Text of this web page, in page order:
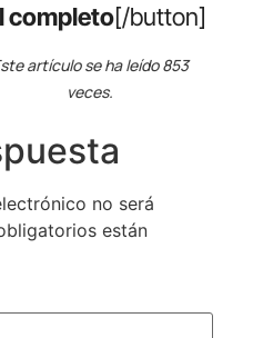
completo[/button]
artículo se ha leído 853
veces.
no será
están